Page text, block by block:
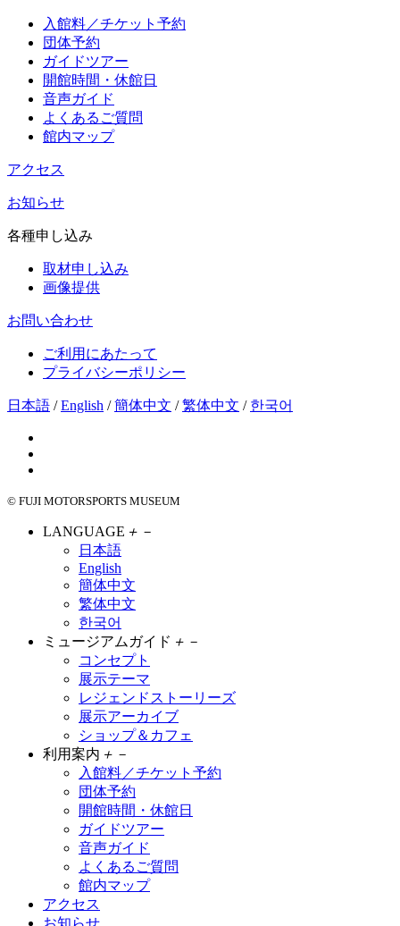
入館料／チケット予約
団体予約
ガイドツアー
開館時間・休館日
音声ガイド
よくあるご質問
館内マップ
アクセス
お知らせ
各種申し込み
取材申し込み
画像提供
お問い合わせ
ご利用にあたって
プライバシーポリシー
日本語 /English /簡体中文 /繁体中文 / 한국어
© FUJI MOTORSPORTS MUSEUM
LANGUAGE ＋ －
日本語
English
簡体中文
繁体中文
한국어
ミュージアムガイド ＋ －
コンセプト
展示テーマ
レジェンドストーリーズ
展示アーカイブ
ショップ＆カフェ
利用案内 ＋ －
入館料／チケット予約
団体予約
開館時間・休館日
ガイドツアー
音声ガイド
よくあるご質問
館内マップ
アクセス